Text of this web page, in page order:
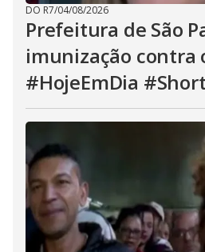
DO R7/04/08/2026
Prefeitura de São
imunização contra
#HojeEmDia